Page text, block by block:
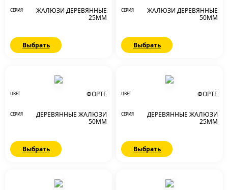
СЕРИЯ
ЖАЛЮЗИ ДЕРЕВЯННЫЕ
25ММ
Выбрать
СЕРИЯ
ЖАЛЮЗИ ДЕРЕВЯННЫЕ
50ММ
Выбрать
ЦВЕТ ФОРТЕ
СЕРИЯ
ДЕРЕВЯННЫЕ ЖАЛЮЗИ
50ММ
Выбрать
ЦВЕТ ФОРТЕ
СЕРИЯ
ДЕРЕВЯННЫЕ ЖАЛЮЗИ
25ММ
Выбрать